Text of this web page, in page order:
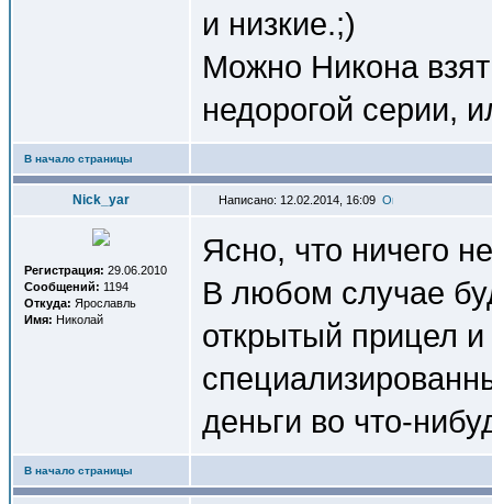
и низкие.;)
Можно Никона
недорогой серии,
В начало страницы
Nick_yar Написано: 12.02.2014, 16:09
Регистрация: 29.06.2010
Сообщений: 1194
Откуда: Ярославль
Имя: Николай
Ясно, что ничего
В любом случае
открытый прицел
деньги во что-
В начало страницы